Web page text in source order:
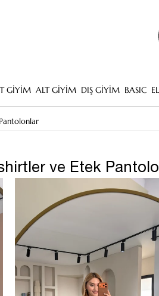
GİYİM ALT GİYİM DIŞ GİYİM BASIC
ve Etek